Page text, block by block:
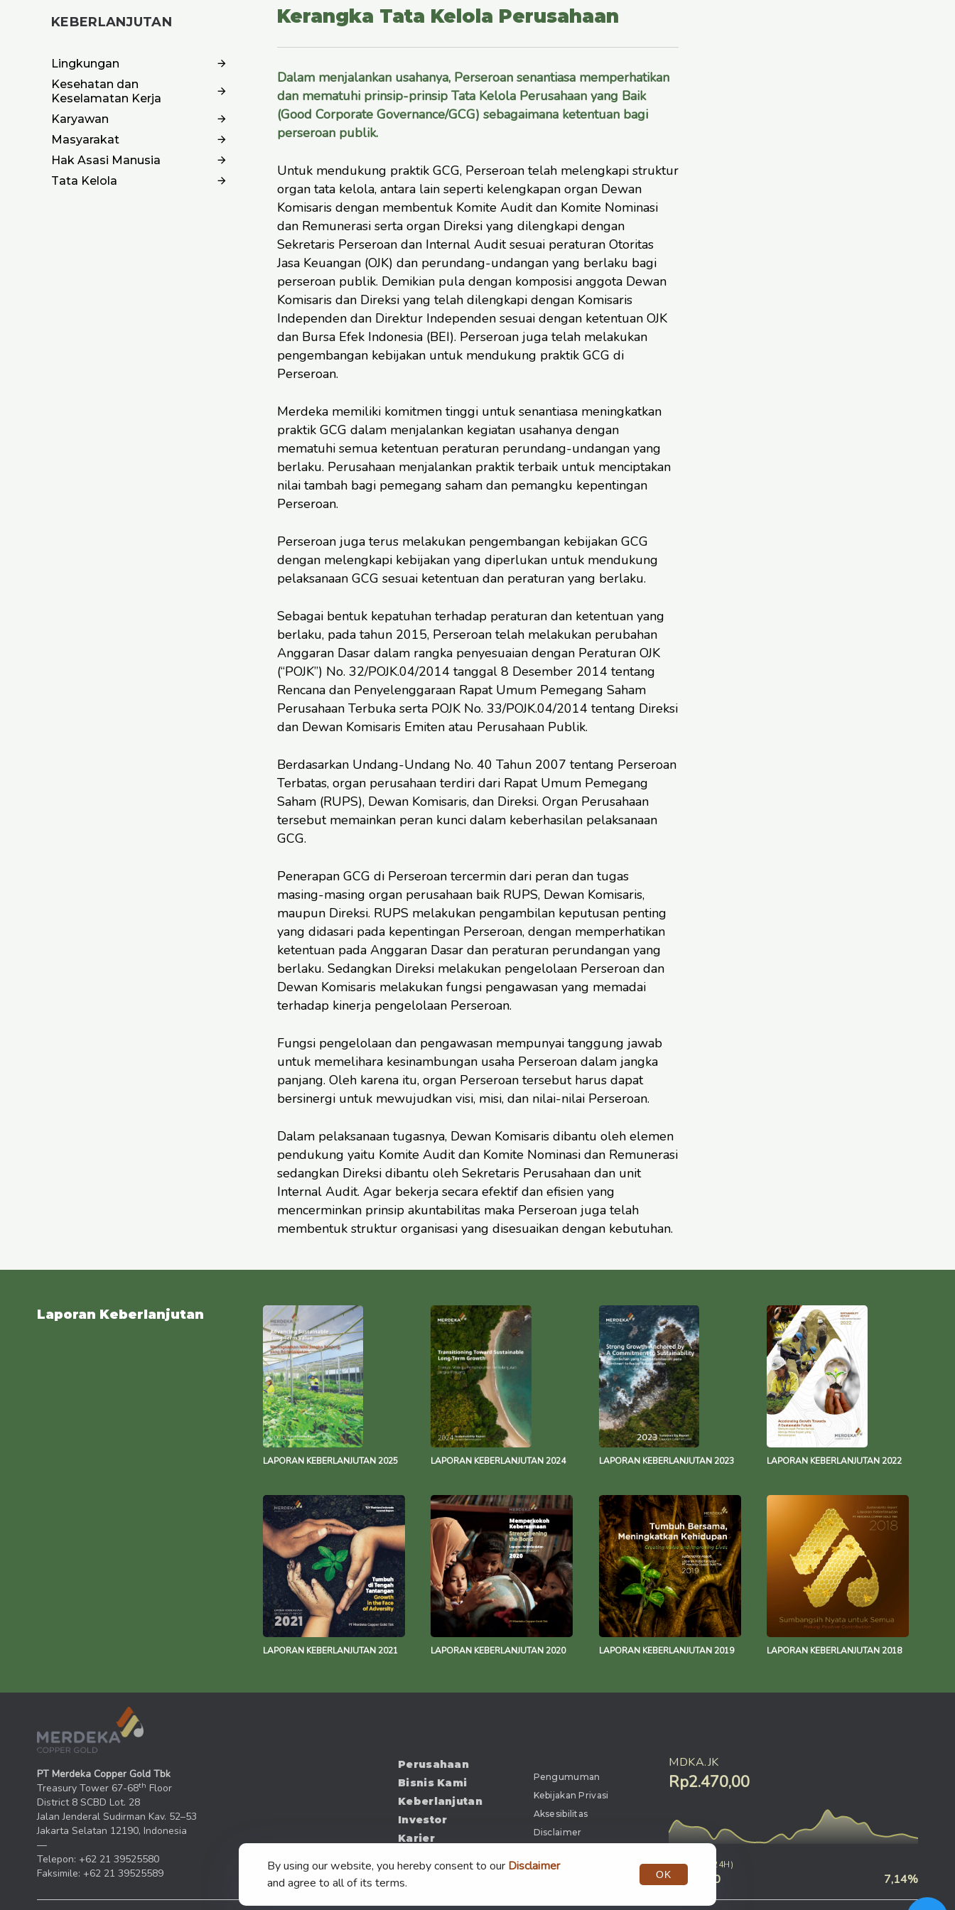
KEBERLANJUTAN
Lingkungan
Kesehatan dan
Keselamatan Kerja
Karyawan
Masyarakat
Hak Asasi Manusia
Tata Kelola
Kerangka Tata Kelola Perusahaan
Dalam menjalankan usahanya, Perseroan senantiasa memperhatikan
dan mematuhi prinsip-prinsip Tata Kelola Perusahaan yang Baik
(Good Corporate Governance/GCG) sebagaimana ketentuan bagi
perseroan publik.
Untuk mendukung praktik GCG, Perseroan telah melengkapi struktur
organ tata kelola, antara lain seperti kelengkapan organ Dewan
Komisaris dengan membentuk Komite Audit dan Komite Nominasi
dan Remunerasi serta organ Direksi yang dilengkapi dengan
Sekretaris Perseroan dan Internal Audit sesuai peraturan Otoritas
Jasa Keuangan (OJK) dan perundang-undangan yang berlaku bagi
perseroan publik. Demikian pula dengan komposisi anggota Dewan
Komisaris dan Direksi yang telah dilengkapi dengan Komisaris
Independen dan Direktur Independen sesuai dengan ketentuan OJK
dan Bursa Efek Indonesia (BEI). Perseroan juga telah melakukan
pengembangan kebijakan untuk mendukung praktik GCG di
Perseroan.
Merdeka memiliki komitmen tinggi untuk senantiasa meningkatkan
praktik GCG dalam menjalankan kegiatan usahanya dengan
mematuhi semua ketentuan peraturan perundang-undangan yang
berlaku. Perusahaan menjalankan praktik terbaik untuk menciptakan
nilai tambah bagi pemegang saham dan pemangku kepentingan
Perseroan.
Perseroan juga terus melakukan pengembangan kebijakan GCG
dengan melengkapi kebijakan yang diperlukan untuk mendukung
pelaksanaan GCG sesuai ketentuan dan peraturan yang berlaku.
Sebagai bentuk kepatuhan terhadap peraturan dan ketentuan yang
berlaku, pada tahun 2015, Perseroan telah melakukan perubahan
Anggaran Dasar dalam rangka penyesuaian dengan Peraturan OJK
(“POJK”) No. 32/POJK.04/2014 tanggal 8 Desember 2014 tentang
Rencana dan Penyelenggaraan Rapat Umum Pemegang Saham
Perusahaan Terbuka serta POJK No. 33/POJK.04/2014 tentang Direksi
dan Dewan Komisaris Emiten atau Perusahaan Publik.
Berdasarkan Undang-Undang No. 40 Tahun 2007 tentang Perseroan
Terbatas, organ perusahaan terdiri dari Rapat Umum Pemegang
Saham (RUPS), Dewan Komisaris, dan Direksi. Organ Perusahaan
tersebut memainkan peran kunci dalam keberhasilan pelaksanaan
GCG.
Penerapan GCG di Perseroan tercermin dari peran dan tugas
masing-masing organ perusahaan baik RUPS, Dewan Komisaris,
maupun Direksi. RUPS melakukan pengambilan keputusan penting
yang didasari pada kepentingan Perseroan, dengan memperhatikan
ketentuan pada Anggaran Dasar dan peraturan perundangan yang
berlaku. Sedangkan Direksi melakukan pengelolaan Perseroan dan
Dewan Komisaris melakukan fungsi pengawasan yang memadai
terhadap kinerja pengelolaan Perseroan.
Fungsi pengelolaan dan pengawasan mempunyai tanggung jawab
untuk memelihara kesinambungan usaha Perseroan dalam jangka
panjang. Oleh karena itu, organ Perseroan tersebut harus dapat
bersinergi untuk mewujudkan visi, misi, dan nilai-nilai Perseroan.
Dalam pelaksanaan tugasnya, Dewan Komisaris dibantu oleh elemen
pendukung yaitu Komite Audit dan Komite Nominasi dan Remunerasi
sedangkan Direksi dibantu oleh Sekretaris Perusahaan dan unit
Internal Audit. Agar bekerja secara efektif dan efisien yang
mencerminkan prinsip akuntabilitas maka Perseroan juga telah
membentuk struktur organisasi yang disesuaikan dengan kebutuhan.
Laporan Keberlanjutan
LAPORAN KEBERLANJUTAN 2025 LAPORAN KEBERLANJUTAN 2024 LAPORAN KEBERLANJUTAN 2023 LAPORAN KEBERLANJUTAN 2022
LAPORAN KEBERLANJUTAN 2021 LAPORAN KEBERLANJUTAN 2020 LAPORAN KEBERLANJUTAN 2019 LAPORAN KEBERLANJUTAN 2018
PT Merdeka Copper Gold Tbk
Treasury Tower 67-68th Floor
District 8 SCBD Lot. 28
Jalan Jenderal Sudirman Kav. 52–53
Jakarta Selatan 12190, Indonesia
—
Telepon: +62 21 39525580
Faksimile: +62 21 39525589
Perusahaan
Bisnis Kami
Keberlanjutan
Investor
Karier
Dokumen
Pengumuman
Kebijakan Privasi
Aksesibilitas
Disclaimer
MDKA.JK
Rp2.470,00
CHANGE (24H)
Rp190,00 7,14%
By using our website, you hereby consent to our Disclaimer
and agree to all of its terms.
OK